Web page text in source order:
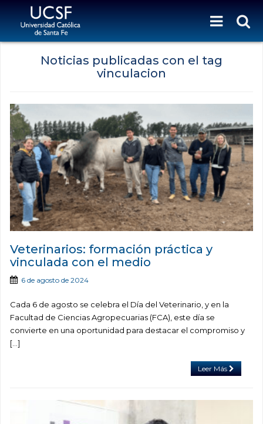
Noticias publicadas con el tag
vinculacion
Veterinarios: formación práctica y
vinculada con el medio
6 de agosto de 2024
Cada 6 de agosto se celebra el Día del Veterinario, y en la
Facultad de Ciencias Agropecuarias (FCA), este día se
convierte en una oportunidad para destacar el compromiso y
[…]
Leer Más